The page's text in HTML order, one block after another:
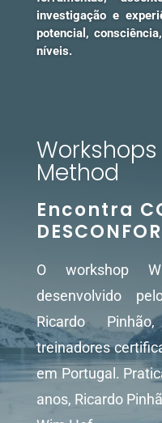
investigação e
potencial,
níveis.
Method
Encontra
O workshop
desenvolvido
Ricardo
treinadores
em Portugal.
anos, Ricardo